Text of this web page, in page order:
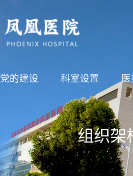
党的建设 科室设置 医
组织架